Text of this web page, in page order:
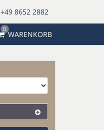
+49 8652 2882
0
WARENKORB